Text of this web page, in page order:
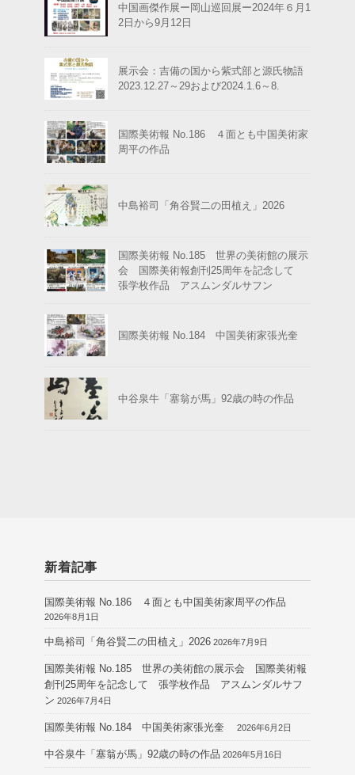
中国画傑作展ー岡山巡回展ー2024年６月1
2日から9月12日
展示会：吉備の国から紫式部と源氏物語
2023.12.27～29および2024.1.6～8.
国際美術報 No.186 ４面とも中国美術家
周平の作品
中島裕司「角谷賢二の田植え」2026
国際美術報 No.185 世界の美術館の展示
会 国際美術報創刊25周年を記念して
張学枚作品 アスムンダルサフン
国際美術報 No.184 中国美術家張光奎
中谷泉牛「塞翁が馬」92歳の時の作品
新着記事
国際美術報 No.186 ４面とも中国美術家周平の作品
2026年8月1日
中島裕司「角谷賢二の田植え」2026 2026年7月9日
国際美術報 No.185 世界の美術館の展示会 国際美術報
創刊25周年を記念して 張学枚作品 アスムンダルサフ
ン 2026年7月4日
国際美術報 No.184 中国美術家張光奎 2026年6月2日
中谷泉牛「塞翁が馬」92歳の時の作品 2026年5月16日